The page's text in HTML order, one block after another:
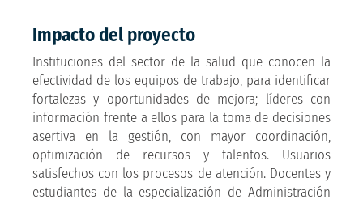
Impactodel proyecto
Instituciones del sector de la salud que conocen la
efectividad de los equipos de trabajo, para identificar
fortalezas y oportunidades de mejora; líderes con
información frente a ellos para la toma de decisiones
asertiva en la gestión, con mayor coordinación,
optimización de recursos y talentos. Usuarios
satisfechos con los procesos de atención. Docentes y
estudiantes de la especialización de Administración